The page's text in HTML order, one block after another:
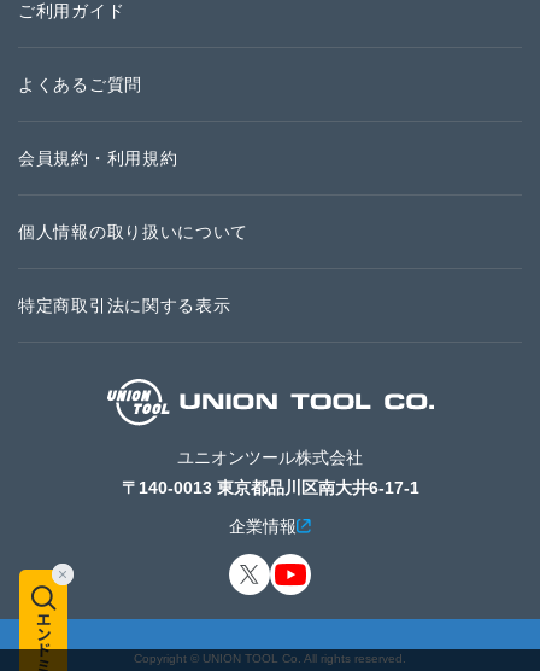
ご利用ガイド
よくあるご質問
会員規約・利用規約
個人情報の取り扱いについて
特定商取引法に関する表示
ユニオンツール株式会社
〒140-0013 東京都品川区南大井6-17-1
企業情報
Copyright © UNION TOOL Co. All rights reserved.